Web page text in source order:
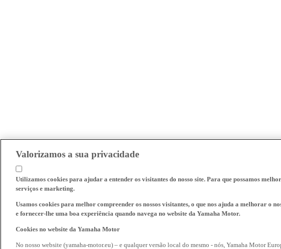
Valorizamos a sua privacidade
Utilizamos cookies para ajudar a entender os visitantes do nosso site. Para que possamos
serviços e marketing.
Usamos cookies para melhor compreender os nossos visitantes, o que nos ajuda a melhorar o
e fornecer-lhe uma boa experiência quando navega no website da Yamaha Motor.
Cookies no website da Yamaha Motor
No nosso website (yamaha-motor.eu) – e qualquer versão local do mesmo - nós, Yamaha Motor